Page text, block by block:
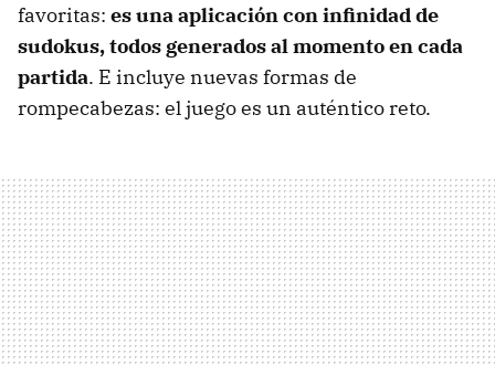
favoritas: es una aplicación con infinidad de
sudokus, todos generados al momento en cada
partida. E incluye nuevas formas de
rompecabezas: el juego es un auténtico reto.